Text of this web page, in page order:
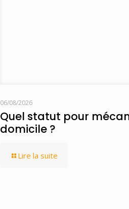
06/08/2026
Quel statut pour
domicile ?
Lire la suite